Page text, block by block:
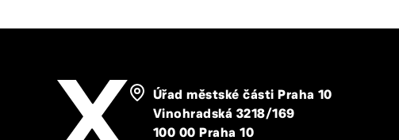
Úřad městské části Praha 10
Vinohradská 3218/169
100 00 Praha 10